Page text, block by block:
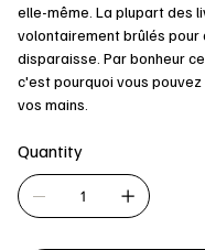
elle-même. La plupart des
volontairement brûlés pour
disparaisse. Par bonheur
c'est pourquoi vous
vos mains.
Quantity